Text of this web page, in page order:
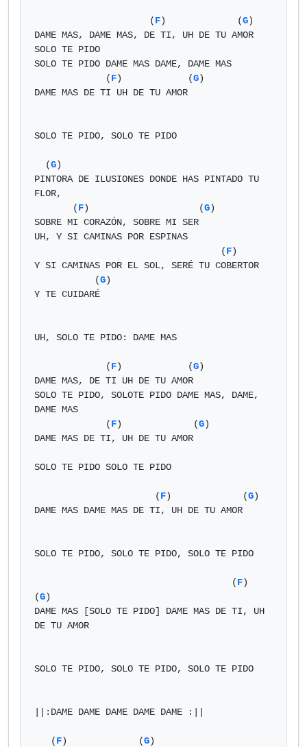
                     (
F)             (G)
DAME MAS, DAME MAS, DE TI, UH DE TU AMOR
SOLO TE PIDO
SOLO TE PIDO DAME MAS DAME, DAME MAS
             (
F)            (G)
DAME MAS DE TI UH DE TU AMOR
SOLO TE PIDO, SOLO TE PIDO
  (
G)
PINTORA DE ILUSIONES DONDE HAS PINTADO TU
FLOR,
       (
F)                    (G)
SOBRE MI CORAZÓN, SOBRE MI SER
UH, Y SI CAMINAS POR ESPINAS
                                  (
F)
Y SI CAMINAS POR EL SOL, SERÉ TU COBERTOR
           (
G)
Y TE CUIDARÉ
UH, SOLO TE PIDO: DAME MAS
             (
F)            (G)
DAME MAS, DE TI UH DE TU AMOR
SOLO TE PIDO, SOLOTE PIDO DAME MAS, DAME,
DAME MAS
             (
F)             (G)
DAME MAS DE TI, UH DE TU AMOR
SOLO TE PIDO SOLO TE PIDO
                      (
F)             (G)
DAME MAS DAME MAS DE TI, UH DE TU AMOR
SOLO TE PIDO, SOLO TE PIDO, SOLO TE PIDO
                                    (
F)
(G)
DAME MAS [SOLO TE PIDO] DAME MAS DE TI, UH
DE TU AMOR
SOLO TE PIDO, SOLO TE PIDO, SOLO TE PIDO
||:DAME DAME DAME DAME DAME :||
   (
F)             (G)